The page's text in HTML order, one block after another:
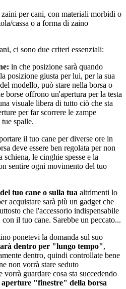
per cani, con materiali morbidi o
cassa o a forma di zaino
ci sono due criteri essenziali:
in che posizione sarà quando
posizione giusta per lui, per la sua
modello, può stare nella borsa o
borse offrono un'apertura per la testa
visuale libera di tutto ciò che sta
per far scorrere le zampe
spalle.
il tuo cane per diverse ore in
deve essere ben regolata per non
le cinghie spesse e la
sentire ogni movimento del tuo
tuo cane o sulla tua altrimenti lo
acquistare sarà più un gadget che
che l'accessorio indispensabile
il tuo cane. Sarebbe un peccato...
ponetevi la domanda sul suo
dentro per "lungo tempo",
dentro, quindi controllate bene
non vorrà stare seduto
guardare cosa sta succedendo
aperture "finestre" della borsa